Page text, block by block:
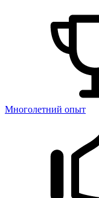
Многолетний опыт